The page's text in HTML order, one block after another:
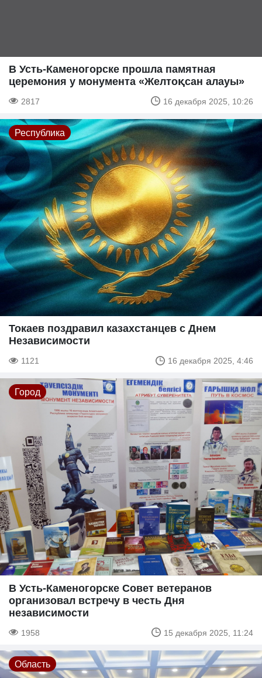
В Усть-Каменогорске прошла памятная
церемония у монумента «Желтоқсан алауы»
2817 16 декабря 2025, 10:26
Республика
Токаев поздравил казахстанцев с Днем
Независимости
1121 16 декабря 2025, 4:46
Город
В Усть-Каменогорске Совет ветеранов
организовал встречу в честь Дня
независимости
1958 15 декабря 2025, 11:24
Область